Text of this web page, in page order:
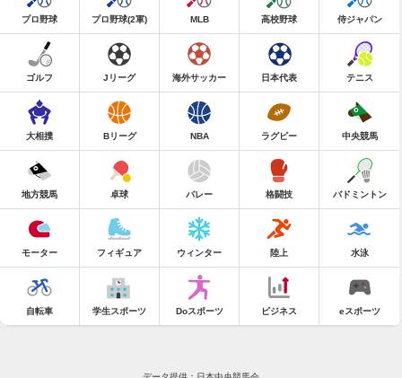
プロ野球 プロ野球(2軍) MLB 高校野球 侍ジャパン
ゴルフ Jリーグ 海外サッカー 日本代表 テニス
大相撲 Bリーグ NBA ラグビー 中央競馬
地方競馬 卓球 バレー 格闘技 バドミントン
モーター フィギュア ウィンター 陸上 水泳
自転車 学生スポーツ Doスポーツ ビジネス eスポーツ